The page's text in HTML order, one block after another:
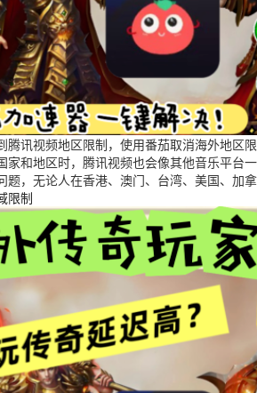
腾讯视频地区限制，使用番茄取消海外地区
家和地区时，腾讯视频也会像其他音乐平台
题，无论人在香港、澳门、台湾、美国、加
限制